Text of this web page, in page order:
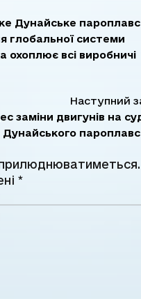
Дунайське
глобальної системи
охоплює всі виробничі
Наступний
заміни двигунів на
Дунайського
*